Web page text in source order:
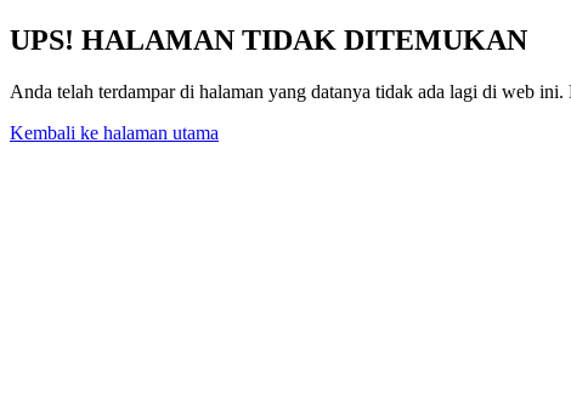
UPS! HALAMAN TIDAK DITEMUKAN
Anda telah terdampar di halaman yang datanya tidak ada lagi di web
Kembali ke halaman utama